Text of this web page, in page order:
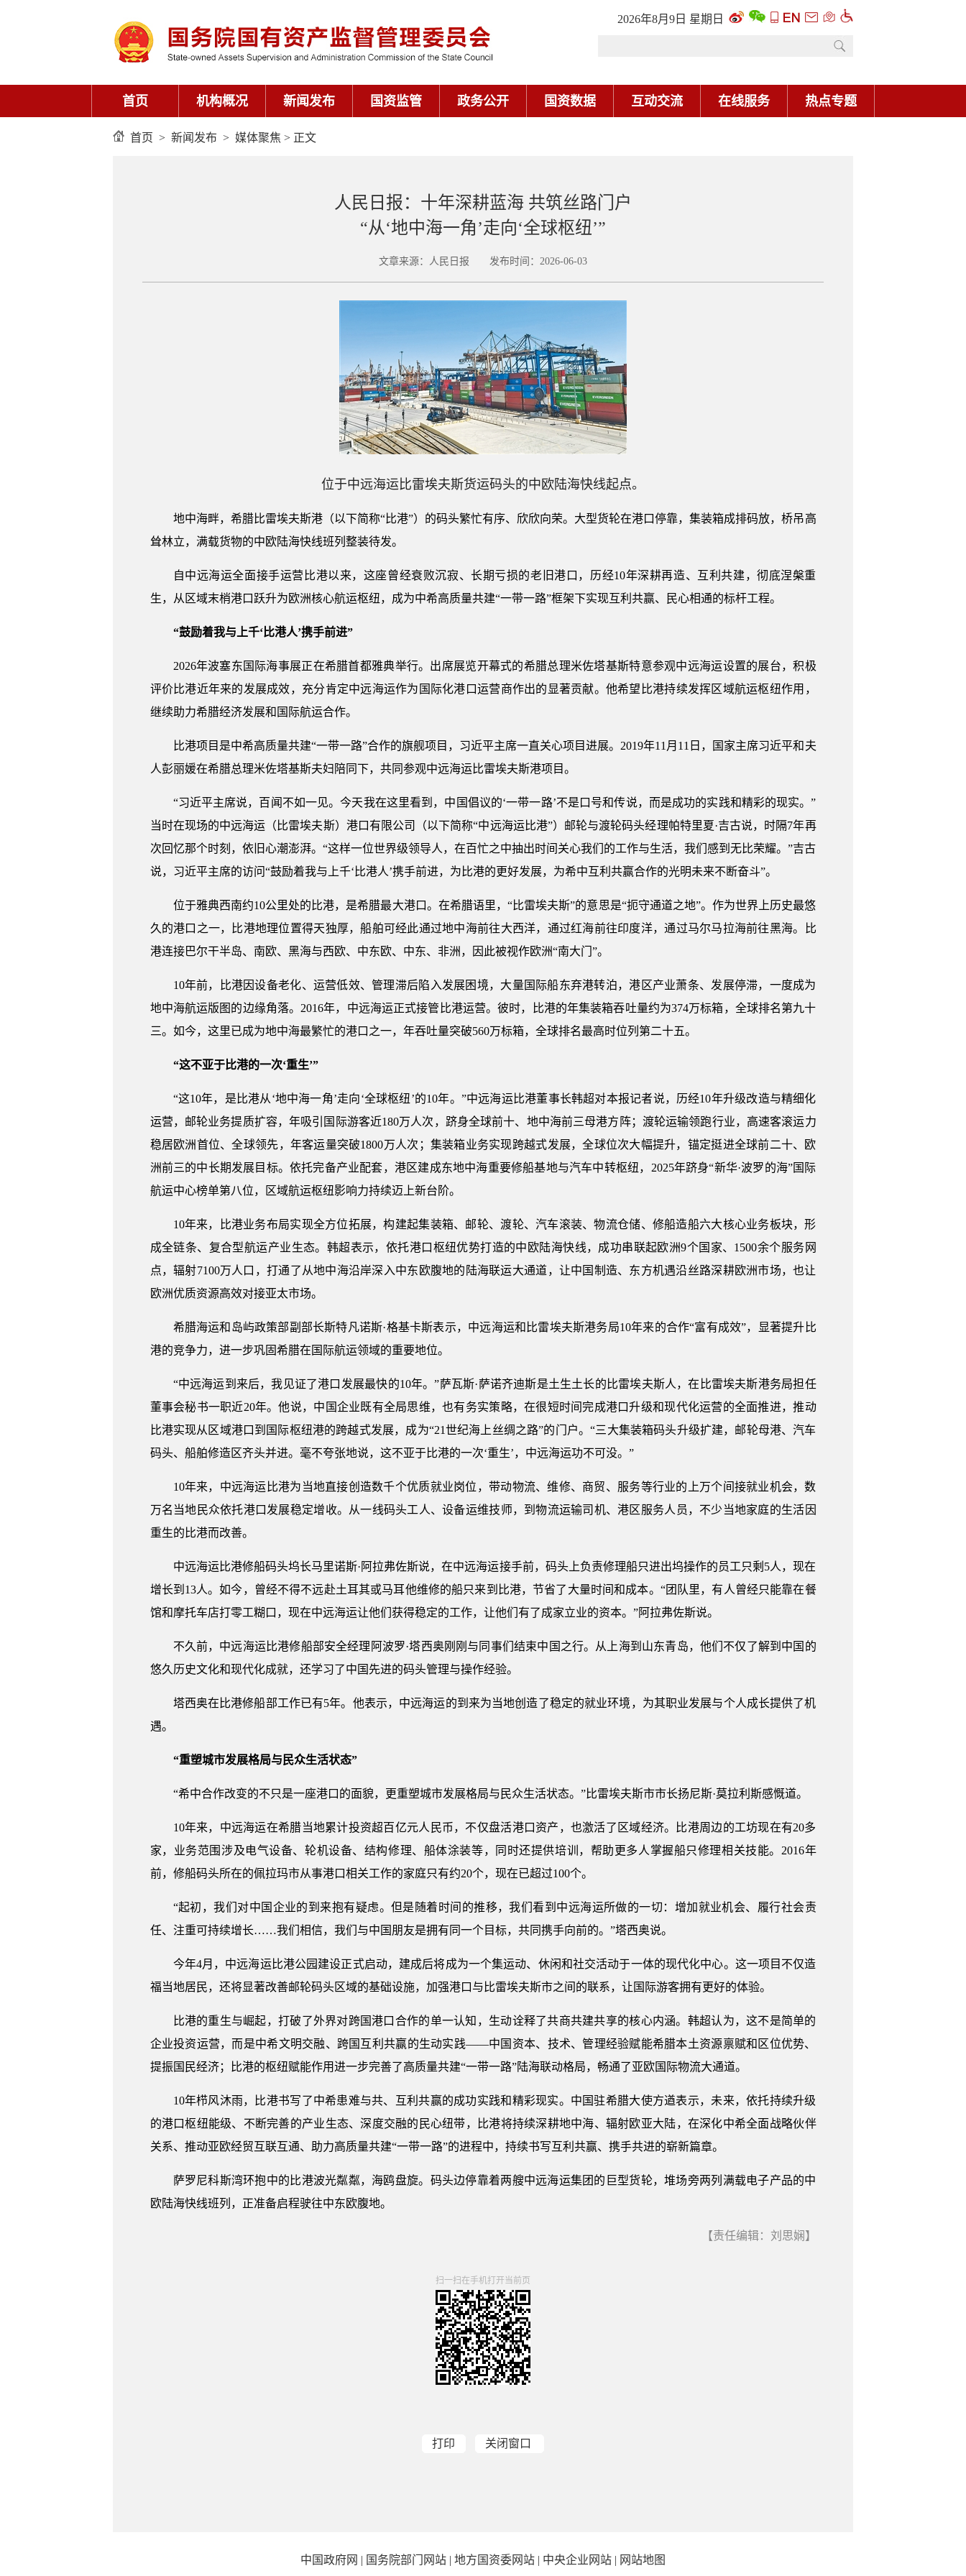
2026年8月9日 星期日
首页 机构概况 新闻发布 国资监管 政务公开 国资数据 互动交流 在线服务 热点专题
首页 > 新闻发布 > 媒体聚焦 > 正文
人民日报：十年深耕蓝海 共筑丝路门户
“从‘地中海一角’走向‘全球枢纽’”
文章来源：人民日报 发布时间：2026-06-03
位于中远海运比雷埃夫斯货运码头的中欧陆海快线起点。
地中海畔，希腊比雷埃夫斯港（以下简称“比港”）的码头繁忙有序、欣欣向荣。大型货轮在港口停靠，集装箱成排码放，桥吊高
耸林立，满载货物的中欧陆海快线班列整装待发。
自中远海运全面接手运营比港以来，这座曾经衰败沉寂、长期亏损的老旧港口，历经10年深耕再造、互利共建，彻底涅槃重
生，从区域末梢港口跃升为欧洲核心航运枢纽，成为中希高质量共建“一带一路”框架下实现互利共赢、民心相通的标杆工程。
“鼓励着我与上千‘比港人’携手前进”
2026年波塞东国际海事展正在希腊首都雅典举行。出席展览开幕式的希腊总理米佐塔基斯特意参观中远海运设置的展台，积极
评价比港近年来的发展成效，充分肯定中远海运作为国际化港口运营商作出的显著贡献。他希望比港持续发挥区域航运枢纽作用，
继续助力希腊经济发展和国际航运合作。
比港项目是中希高质量共建“一带一路”合作的旗舰项目，习近平主席一直关心项目进展。2019年11月11日，国家主席习近平和夫
人彭丽媛在希腊总理米佐塔基斯夫妇陪同下，共同参观中远海运比雷埃夫斯港项目。
“习近平主席说，百闻不如一见。今天我在这里看到，中国倡议的‘一带一路’不是口号和传说，而是成功的实践和精彩的现实。”
当时在现场的中远海运（比雷埃夫斯）港口有限公司（以下简称“中远海运比港”）邮轮与渡轮码头经理帕特里夏·吉古说，时隔7年再
次回忆那个时刻，依旧心潮澎湃。“这样一位世界级领导人，在百忙之中抽出时间关心我们的工作与生活，我们感到无比荣耀。”吉古
说，习近平主席的访问“鼓励着我与上千‘比港人’携手前进，为比港的更好发展，为希中互利共赢合作的光明未来不断奋斗”。
位于雅典西南约10公里处的比港，是希腊最大港口。在希腊语里，“比雷埃夫斯”的意思是“扼守通道之地”。作为世界上历史最悠
久的港口之一，比港地理位置得天独厚，船舶可经此通过地中海前往大西洋，通过红海前往印度洋，通过马尔马拉海前往黑海。比
港连接巴尔干半岛、南欧、黑海与西欧、中东欧、中东、非洲，因此被视作欧洲“南大门”。
10年前，比港因设备老化、运营低效、管理滞后陷入发展困境，大量国际船东弃港转泊，港区产业萧条、发展停滞，一度成为
地中海航运版图的边缘角落。2016年，中远海运正式接管比港运营。彼时，比港的年集装箱吞吐量约为374万标箱，全球排名第九十
三。如今，这里已成为地中海最繁忙的港口之一，年吞吐量突破560万标箱，全球排名最高时位列第二十五。
“这不亚于比港的一次‘重生’”
“这10年，是比港从‘地中海一角’走向‘全球枢纽’的10年。”中远海运比港董事长韩超对本报记者说，历经10年升级改造与精细化
运营，邮轮业务提质扩容，年吸引国际游客近180万人次，跻身全球前十、地中海前三母港方阵；渡轮运输领跑行业，高速客滚运力
稳居欧洲首位、全球领先，年客运量突破1800万人次；集装箱业务实现跨越式发展，全球位次大幅提升，锚定挺进全球前二十、欧
洲前三的中长期发展目标。依托完备产业配套，港区建成东地中海重要修船基地与汽车中转枢纽，2025年跻身“新华·波罗的海”国际
航运中心榜单第八位，区域航运枢纽影响力持续迈上新台阶。
10年来，比港业务布局实现全方位拓展，构建起集装箱、邮轮、渡轮、汽车滚装、物流仓储、修船造船六大核心业务板块，形
成全链条、复合型航运产业生态。韩超表示，依托港口枢纽优势打造的中欧陆海快线，成功串联起欧洲9个国家、1500余个服务网
点，辐射7100万人口，打通了从地中海沿岸深入中东欧腹地的陆海联运大通道，让中国制造、东方机遇沿丝路深耕欧洲市场，也让
欧洲优质资源高效对接亚太市场。
希腊海运和岛屿政策部副部长斯特凡诺斯·格基卡斯表示，中远海运和比雷埃夫斯港务局10年来的合作“富有成效”，显著提升比
港的竞争力，进一步巩固希腊在国际航运领域的重要地位。
“中远海运到来后，我见证了港口发展最快的10年。”萨瓦斯·萨诺齐迪斯是土生土长的比雷埃夫斯人，在比雷埃夫斯港务局担任
董事会秘书一职近20年。他说，中国企业既有全局思维，也有务实策略，在很短时间完成港口升级和现代化运营的全面推进，推动
比港实现从区域港口到国际枢纽港的跨越式发展，成为“21世纪海上丝绸之路”的门户。“三大集装箱码头升级扩建，邮轮母港、汽车
码头、船舶修造区齐头并进。毫不夸张地说，这不亚于比港的一次‘重生’，中远海运功不可没。”
10年来，中远海运比港为当地直接创造数千个优质就业岗位，带动物流、维修、商贸、服务等行业的上万个间接就业机会，数
万名当地民众依托港口发展稳定增收。从一线码头工人、设备运维技师，到物流运输司机、港区服务人员，不少当地家庭的生活因
重生的比港而改善。
中远海运比港修船码头坞长马里诺斯·阿拉弗佐斯说，在中远海运接手前，码头上负责修理船只进出坞操作的员工只剩5人，现在
增长到13人。如今，曾经不得不远赴土耳其或马耳他维修的船只来到比港，节省了大量时间和成本。“团队里，有人曾经只能靠在餐
馆和摩托车店打零工糊口，现在中远海运让他们获得稳定的工作，让他们有了成家立业的资本。”阿拉弗佐斯说。
不久前，中远海运比港修船部安全经理阿波罗·塔西奥刚刚与同事们结束中国之行。从上海到山东青岛，他们不仅了解到中国的
悠久历史文化和现代化成就，还学习了中国先进的码头管理与操作经验。
塔西奥在比港修船部工作已有5年。他表示，中远海运的到来为当地创造了稳定的就业环境，为其职业发展与个人成长提供了机
遇。
“重塑城市发展格局与民众生活状态”
“希中合作改变的不只是一座港口的面貌，更重塑城市发展格局与民众生活状态。”比雷埃夫斯市市长扬尼斯·莫拉利斯感慨道。
10年来，中远海运在希腊当地累计投资超百亿元人民币，不仅盘活港口资产，也激活了区域经济。比港周边的工坊现在有20多
家，业务范围涉及电气设备、轮机设备、结构修理、船体涂装等，同时还提供培训，帮助更多人掌握船只修理相关技能。2016年
前，修船码头所在的佩拉玛市从事港口相关工作的家庭只有约20个，现在已超过100个。
“起初，我们对中国企业的到来抱有疑虑。但是随着时间的推移，我们看到中远海运所做的一切：增加就业机会、履行社会责
任、注重可持续增长……我们相信，我们与中国朋友是拥有同一个目标，共同携手向前的。”塔西奥说。
今年4月，中远海运比港公园建设正式启动，建成后将成为一个集运动、休闲和社交活动于一体的现代化中心。这一项目不仅造
福当地居民，还将显著改善邮轮码头区域的基础设施，加强港口与比雷埃夫斯市之间的联系，让国际游客拥有更好的体验。
比港的重生与崛起，打破了外界对跨国港口合作的单一认知，生动诠释了共商共建共享的核心内涵。韩超认为，这不是简单的
企业投资运营，而是中希文明交融、跨国互利共赢的生动实践——中国资本、技术、管理经验赋能希腊本土资源禀赋和区位优势、
提振国民经济；比港的枢纽赋能作用进一步完善了高质量共建“一带一路”陆海联动格局，畅通了亚欧国际物流大通道。
10年栉风沐雨，比港书写了中希患难与共、互利共赢的成功实践和精彩现实。中国驻希腊大使方遒表示，未来，依托持续升级
的港口枢纽能级、不断完善的产业生态、深度交融的民心纽带，比港将持续深耕地中海、辐射欧亚大陆，在深化中希全面战略伙伴
关系、推动亚欧经贸互联互通、助力高质量共建“一带一路”的进程中，持续书写互利共赢、携手共进的崭新篇章。
萨罗尼科斯湾环抱中的比港波光粼粼，海鸥盘旋。码头边停靠着两艘中远海运集团的巨型货轮，堆场旁两列满载电子产品的中
欧陆海快线班列，正准备启程驶往中东欧腹地。
【责任编辑：刘思娴】
扫一扫在手机打开当前页
打印 关闭窗口